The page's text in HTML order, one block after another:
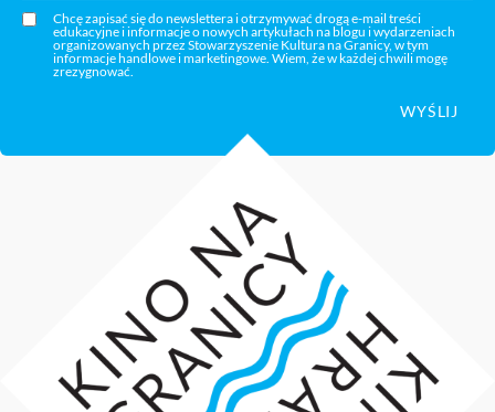
Chcę zapisać się do newslettera i otrzymywać drogą e-mail treści
edukacyjne i informacje o nowych artykułach na blogu i wydarzeniach
organizowanych przez Stowarzyszenie Kultura na Granicy, w tym
informacje handlowe i marketingowe. Wiem, że w każdej chwili mogę
zrezygnować.
WYŚLIJ